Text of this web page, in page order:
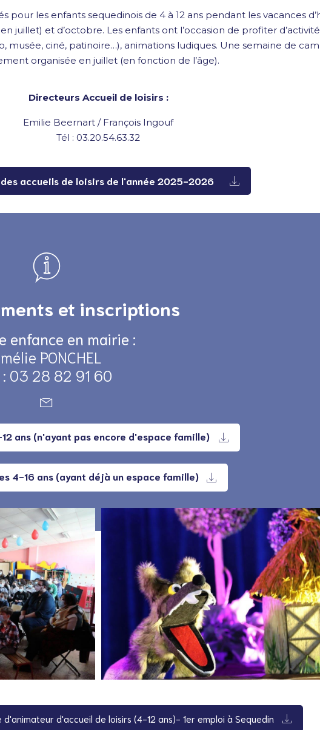
pour les enfants sequedinois de 4 à 12 ans pendant les vacances
juillet) et d’octobre. Les enfants ont l’occasion de profiter
musée, ciné, patinoire…), animations ludiques. Une semaine de
organisée en juillet (en fonction de l’âge).
Directeurs Accueil de loisirs :
Emilie Beernart / François Ingouf
Tél : 03.20.54.63.32
accueils de loisirs de l'année 2025-2026
et inscriptions
enfance en mairie :
PONCHEL
: 03 28 82 91 60
ans (n'ayant pas encore d'espace famille)
4-16 ans (ayant déjà un espace famille)
d'accueil de loisirs (4-12 ans)- 1er emploi à Sequedin